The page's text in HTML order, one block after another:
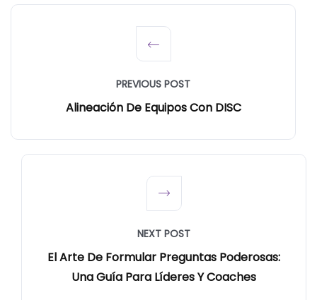
PREVIOUS POST
Alineación De Equipos Con DISC
NEXT POST
El Arte De Formular Preguntas Poderosas:
Una Guía Para Líderes Y Coaches